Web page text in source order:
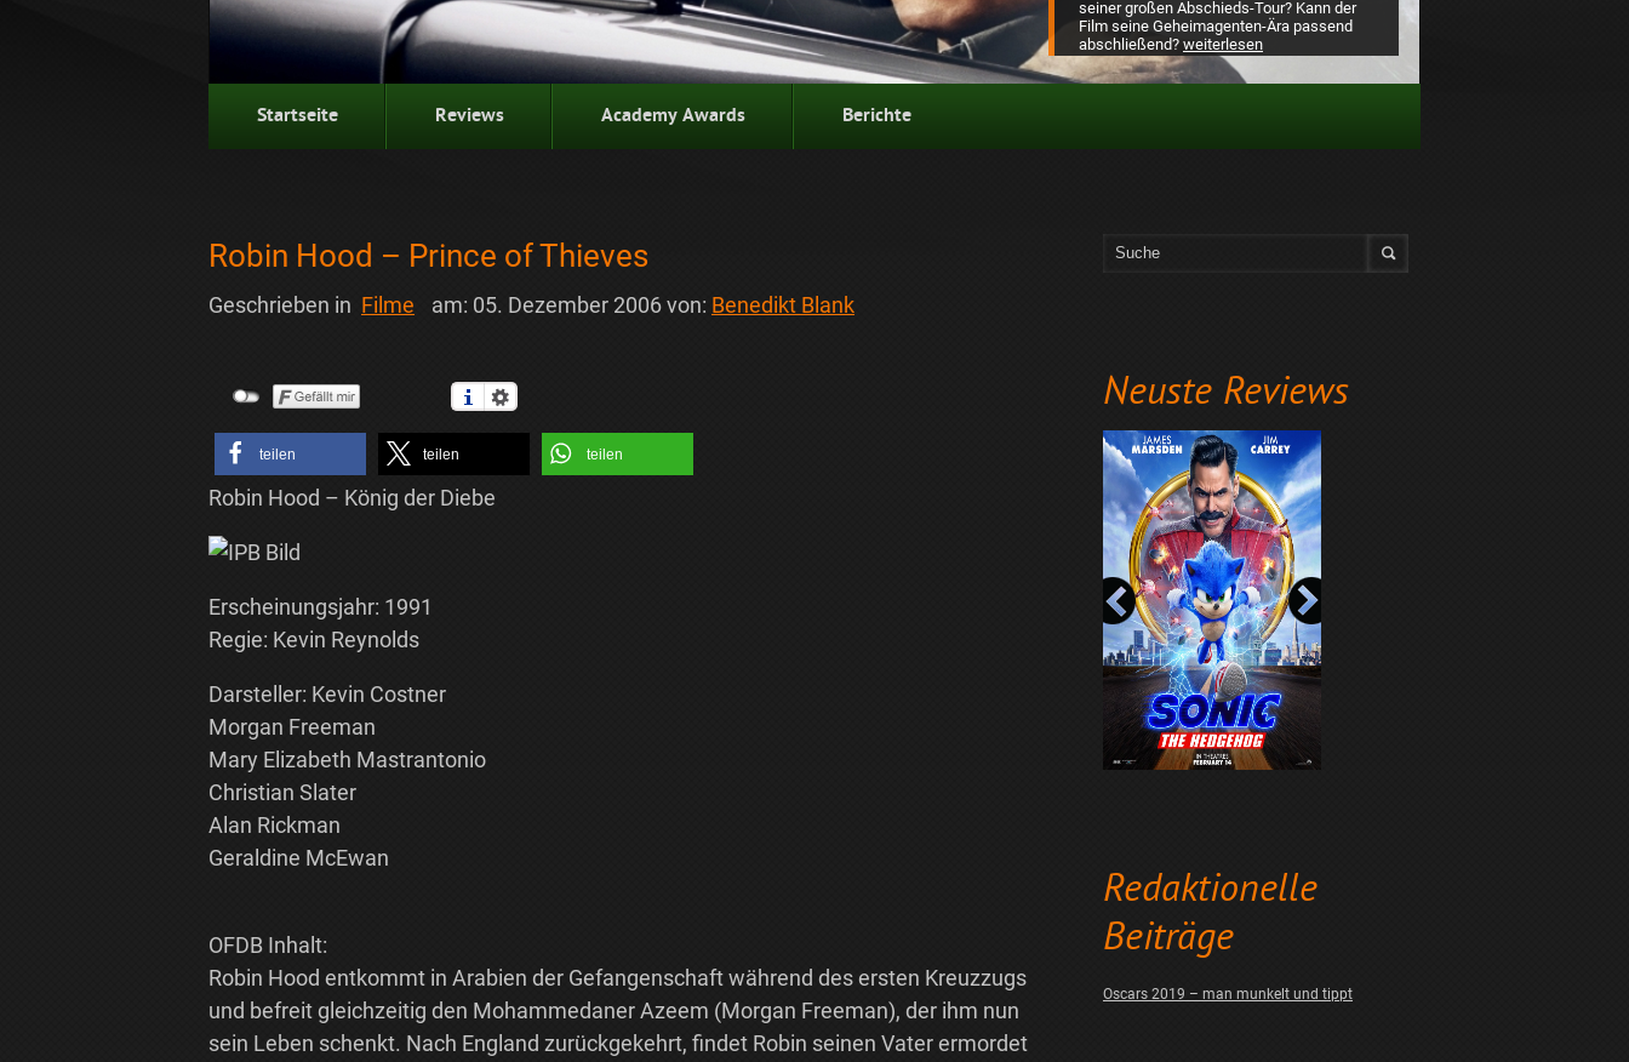
seiner großen Abschieds-Tour? Kann der
Film seine Geheimagenten-Ära passend
abschließend? weiterlesen
Startseite Reviews Academy Awards Berichte
Neuste Reviews
Redaktionelle
Beiträge
Oscars 2019 – man munkelt und tippt
Robin Hood – Prince of Thieves
Geschrieben in Filme am: 05. Dezember 2006von: Benedikt Blank
teilen teilen teilen
Robin Hood – König der Diebe
Erscheinungsjahr: 1991
Regie: Kevin Reynolds
Darsteller: Kevin Costner
Morgan Freeman
Mary Elizabeth Mastrantonio
Christian Slater
Alan Rickman
Geraldine McEwan
OFDB Inhalt:
Robin Hood entkommt in Arabien der Gefangenschaft während des ersten Kreuzzugs
und befreit gleichzeitig den Mohammedaner Azeem (Morgan Freeman), der ihm nun
sein Leben schenkt. Nach England zurückgekehrt, findet Robin seinen Vater ermordet